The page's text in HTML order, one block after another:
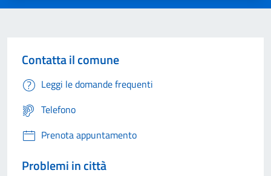
Contatta il comune
Leggi le domande frequenti
Telefono
Prenota appuntamento
Problemi in città